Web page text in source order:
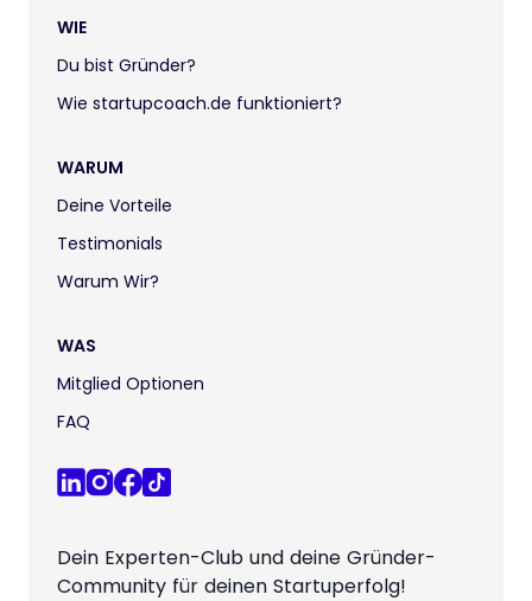
WIE
Du bist Gründer?
Wie startupcoach.de funktioniert?
WARUM
Deine Vorteile
Testimonials
Warum Wir?
WAS
Mitglied Optionen
FAQ
Dein Experten-Club und deine Gründer-
Community für deinen Startuperfolg!